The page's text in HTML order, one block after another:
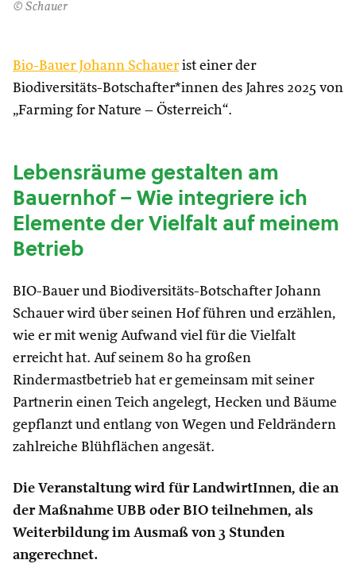
© Schauer
Bio-Bauer Johann Schauerist einer der
Biodiversitäts-Botschafter*innen des Jahres 2025 von
„Farming for Nature – Österreich“.
Lebensräume gestalten am
Bauernhof – Wie integriere ich
Elemente der Vielfalt auf meinem
Betrieb
BIO-Bauer und Biodiversitäts-Botschafter Johann
Schauer wird über seinen Hof führen und erzählen,
wie er mit wenig Aufwand viel für die Vielfalt
erreicht hat. Auf seinem 80 ha großen
Rindermastbetrieb hat er gemeinsam mit seiner
Partnerin einen Teich angelegt, Hecken und Bäume
gepflanzt und entlang von Wegen und Feldrändern
zahlreiche Blühflächen angesät.
Die Veranstaltung wird für LandwirtInnen, die an
der Maßnahme UBB oder BIO teilnehmen, als
Weiterbildung im Ausmaß von 3 Stunden
angerechnet.